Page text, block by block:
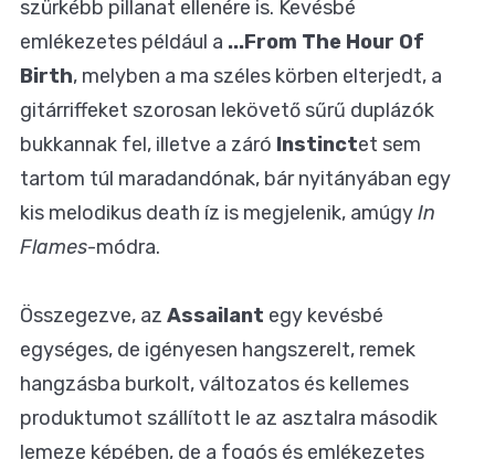
szürkébb pillanat ellenére is. Kevésbé
emlékezetes például a ...From The Hour Of
Birth, melyben a ma széles körben elterjedt, a
gitárriffeket szorosan lekövető sűrű duplázók
bukkannak fel, illetve a záró Instinctet sem
tartom túl maradandónak, bár nyitányában egy
kis melodikus death íz is megjelenik, amúgyIn
Flames-módra.
Összegezve, az Assailant egy kevésbé
egységes, de igényesen hangszerelt, remek
hangzásba burkolt, változatos és kellemes
produktumot szállított le az asztalra második
lemeze képében, de a fogós és emlékezetes